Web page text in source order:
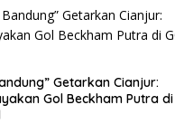
Getarkan Cianjur:
Gol Beckham Putra di